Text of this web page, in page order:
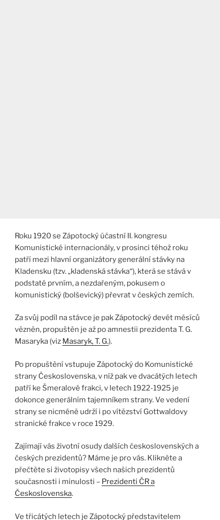
Roku 1920 se Zápotocký účastní II. kongresu
Komunistické internacionály, v prosinci téhož roku
patří mezi hlavní organizátory generální stávky na
Kladensku (tzv. „kladenská stávka“), která se stává v
podstatě prvním, a nezdařeným, pokusem o
komunistický (bolševický) převrat v českých zemích.
Za svůj podíl na stávce je pak Zápotocký devět měsíců
vězněn, propuštěn je až po amnestii prezidenta T. G.
Masaryka (viz Masaryk, T. G.).
Po propuštění vstupuje Zápotocký do Komunistické
strany Československa, v níž pak ve dvacátých letech
patří ke Šmeralově frakci, v letech 1922-1925 je
dokonce generálním tajemníkem strany. Ve vedení
strany se nicméně udrží i po vítězství Gottwaldovy
stranické frakce v roce 1929.
Zajímají vás životní osudy dalších československých a
českých prezidentů? Máme je pro vás. Klikněte a
přečtěte si životopisy všech našich prezidentů
současnosti i minulosti – Prezidenti ČR a
Československa.
Ve třicátých letech je Zápotocký představitelem